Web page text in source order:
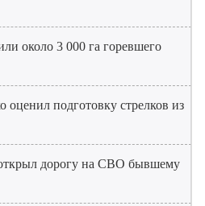
около 3 000 га горевшего
оценил подготовку стрелков из
дорогу на СВО бывшему